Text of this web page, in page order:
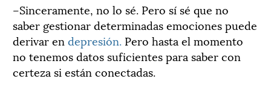
–Sinceramente, no lo sé. Pero sí sé que no
saber gestionar determinadas emociones puede
derivar en depresión. Pero hasta el momento
no tenemos datos suficientes para saber con
certeza si están conectadas.